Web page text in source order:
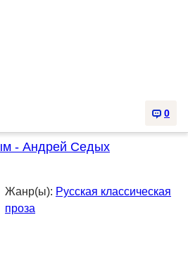
0
- Андрей Седых
Жанр(ы): Русская классическая
проза